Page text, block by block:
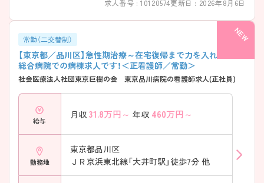
求人番号 : 10120574更新日 : 2026年8月6日
常勤（二交替制）
【東京都／品川区】急性期治療～在宅復帰まで力を入れている
総合病院での病棟求人です！＜正看護師／常勤＞
社会医療法人社団東京巨樹の会 東京品川病院の看護師求人(正社員)
給与
月収 31.8万円～ 年収 460万円～
勤務地
東京都品川区
ＪＲ京浜東北線「大井町駅」徒歩7分 他